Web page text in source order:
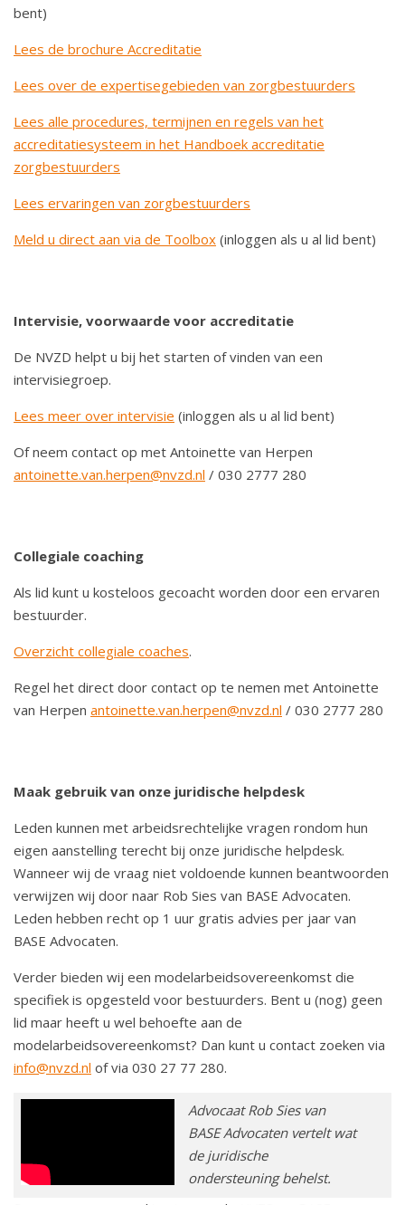
bent)
Lees de brochure Accreditatie
Lees over de expertisegebieden van zorgbestuurders
Lees alle procedures, termijnen en regels van het
accreditatiesysteem in het Handboek accreditatie
zorgbestuurders
Lees ervaringen van zorgbestuurders
Meld u direct aan via de Toolbox (inloggen als u al lid bent)
Intervisie, voorwaarde voor accreditatie
De NVZD helpt u bij het starten of vinden van een
intervisiegroep.
Lees meer over intervisie (inloggen als u al lid bent)
Of neem contact op met Antoinette van Herpen
antoinette.van.herpen@nvzd.nl / 030 2777 280
Collegiale coaching
Als lid kunt u kosteloos gecoacht worden door een ervaren
bestuurder.
Overzicht collegiale coaches.
Regel het direct door contact op te nemen met Antoinette
van Herpen antoinette.van.herpen@nvzd.nl / 030 2777 280
Maak gebruik van onze juridische helpdesk
Leden kunnen met arbeidsrechtelijke vragen rondom hun
eigen aanstelling terecht bij onze juridische helpdesk.
Wanneer wij de vraag niet voldoende kunnen beantwoorden
verwijzen wij door naar Rob Sies van BASE Advocaten.
Leden hebben recht op 1 uur gratis advies per jaar van
BASE Advocaten.
Verder bieden wij een modelarbeidsovereenkomst die
specifiek is opgesteld voor bestuurders. Bent u (nog) geen
lid maar heeft u wel behoefte aan de
modelarbeidsovereenkomst? Dan kunt u contact zoeken via
info@nvzd.nl of via 030 27 77 280.
Advocaat Rob Sies van
BASE Advocaten vertelt wat
de juridische
ondersteuning behelst.